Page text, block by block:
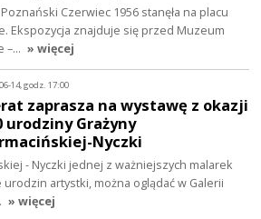
Czerwiec 1956 stanęła na placu
Ekspozycja znajduje się przed Muzeum
–… » więcej
14, godz. 17:00
zaprasza na wystawę z okazji
urodziny Grażyny
Nyczki
- Nyczki jednej z ważniejszych malarek
artystki, można oglądać w Galerii
» więcej